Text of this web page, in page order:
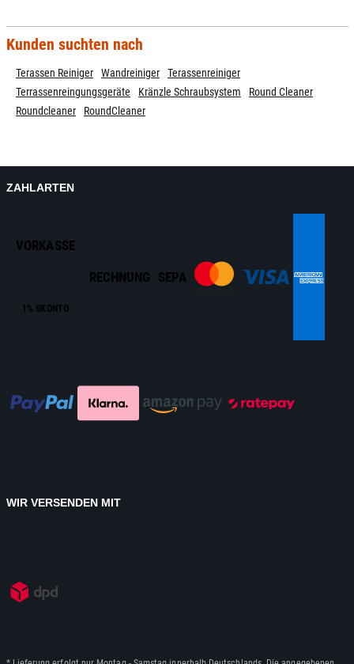
Kunden suchten nach
Terassen Reiniger Wandreiniger
Terassenreiniger
Terrassenreingungsgeräte
Kränzle Schraubsystem
Round Cleaner
Roundcleaner
RoundCleaner
ZAHLARTEN
VORKASSE
1% SKONTO
RECHNUNG SEPA
WIR VERSENDEN MIT